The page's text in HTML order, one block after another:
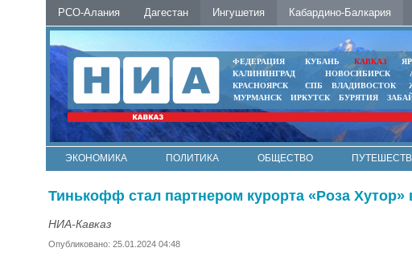
РСО-Алания Дагестан Ингушетия Кабардино-Балкария
ФЕДЕРАЦИЯ КУБАНЬ КАВКАЗ
КАЛИНИНГРАД
НОВОСИБИРСК
КРАСНОЯРСК
СПБ ВЛАДИВОСТОК
МУРМАНСК
ИРКУТСК БУРЯТИЯ
ЭКОНОМИКА ПОЛИТИКА ОБЩЕСТВО
Тинькофф стал партнером курорта «Роза Хутор»
НИА-Кавказ
Опубликовано: 25.01.2024 04:48